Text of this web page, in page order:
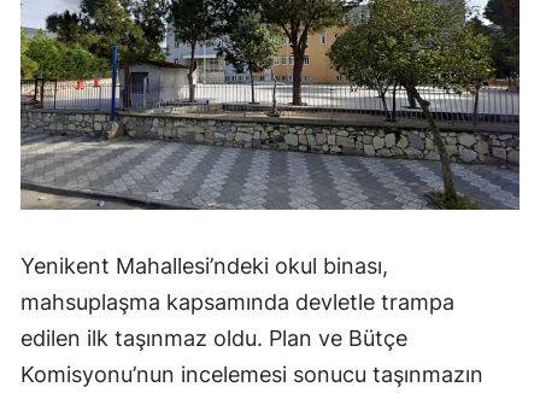
Yenikent Mahallesi’ndeki okul binası,
mahsuplaşma kapsamında devletle trampa
edilen ilk taşınmaz oldu. Plan ve Bütçe
Komisyonu’nun incelemesi sonucu taşınmazın